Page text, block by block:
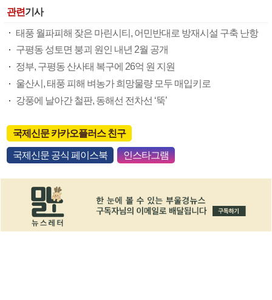
관련기사
태풍 월파피해 잦은 마린시티, 어민반대로 방재시설 구축 난항
구평동 성토면 붕괴 원인 내년 2월 공개
정부, 구평동 산사태 복구에 26억 원 지원
울산시, 태풍 피해 벼농가 희망물량 모두 매입키로
강풍에 날아간 철판, 동해선 전차선 ‘뚝’
국제신문 카카오플러스 친구
국제신문 공식 페이스북 인스타그램